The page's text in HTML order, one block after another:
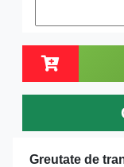
Greutate de